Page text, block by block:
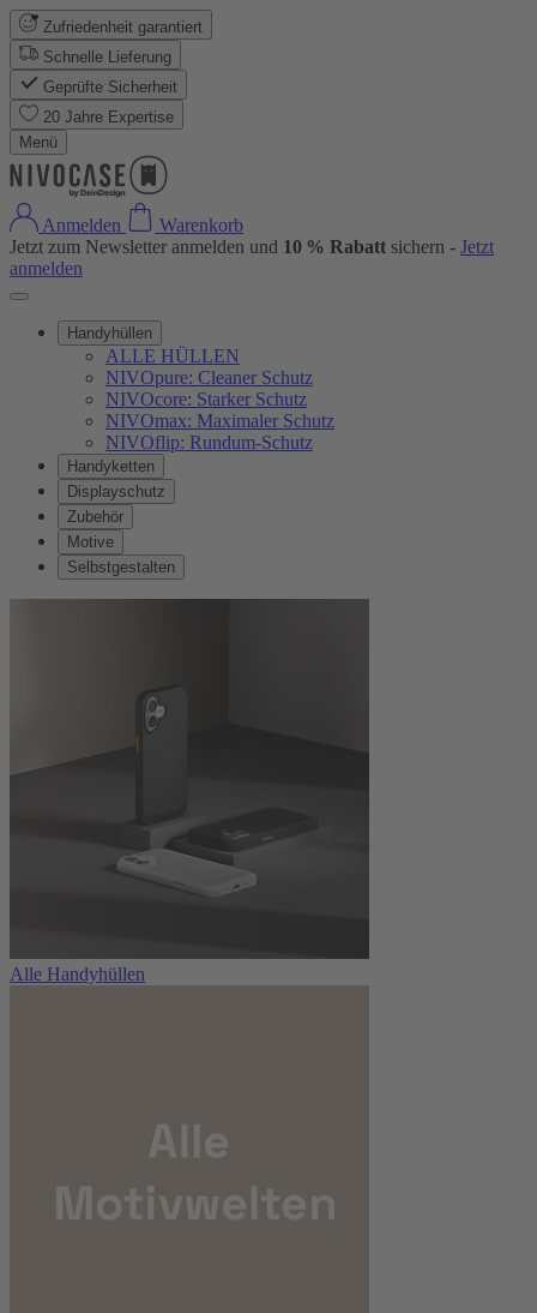
Zufriedenheit garantiert
Schnelle Lieferung
Geprüfte Sicherheit
20 Jahre Expertise
Menü
Anmelden
Warenkorb
Jetzt zum Newsletter anmelden und 10 % Rabatt sichern - Jetzt
anmelden
Handyhüllen
ALLE HÜLLEN
NIVOpure: Cleaner Schutz
NIVOcore: Starker Schutz
NIVOmax: Maximaler Schutz
NIVOflip: Rundum-Schutz
Handyketten
Displayschutz
Zubehör
Motive
Selbstgestalten
Alle Handyhüllen